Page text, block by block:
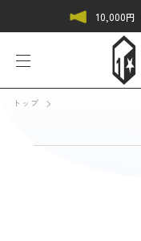
10,000円
トップ